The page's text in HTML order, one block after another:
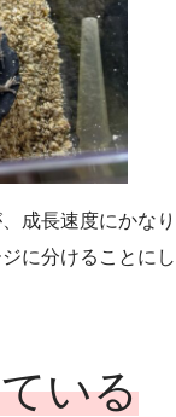
成長速度にかなり
に分けることにし
いる